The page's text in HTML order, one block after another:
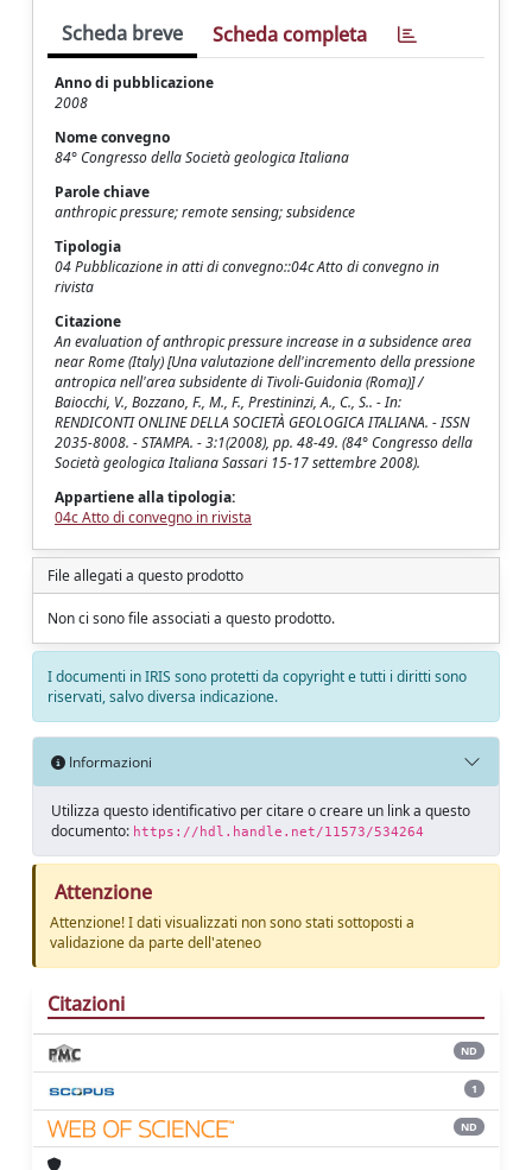
Scheda breve Scheda completa
Anno di pubblicazione
2008
Nome convegno
84° Congresso della Società geologica Italiana
Parole chiave
anthropic pressure; remote sensing; subsidence
Tipologia
04 Pubblicazione in atti di convegno::04c Atto di convegno in
rivista
Citazione
An evaluation of anthropic pressure increase in a subsidence area
near Rome (Italy) [Una valutazione dell'incremento della pressione
antropica nell'area subsidente di Tivoli-Guidonia (Roma)] /
Baiocchi, V., Bozzano, F., M., F., Prestininzi, A., C., S.. - In:
RENDICONTI ONLINE DELLA SOCIETÀ GEOLOGICA ITALIANA. - ISSN
2035-8008. - STAMPA. - 3:1(2008), pp. 48-49. (84° Congresso della
Società geologica Italiana Sassari 15-17 settembre 2008).
Appartiene alla tipologia:
04c Atto di convegno in rivista
File allegati a questo prodotto
Non ci sono file associati a questo prodotto.
I documenti in IRIS sono protetti da copyright e tutti i diritti sono
riservati, salvo diversa indicazione.
Informazioni
Utilizza questo identificativo per citare o creare un link a questo
documento: https://hdl.handle.net/11573/534264
Attenzione
Attenzione! I dati visualizzati non sono stati sottoposti a
validazione da parte dell'ateneo
Citazioni
ND
1
ND